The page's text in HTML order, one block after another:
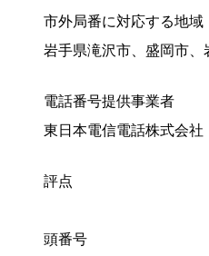
市外局番に対応する地域
岩手県滝沢市、盛岡市、
電話番号提供事業者
東日本電信電話株式会社
評点
頭番号